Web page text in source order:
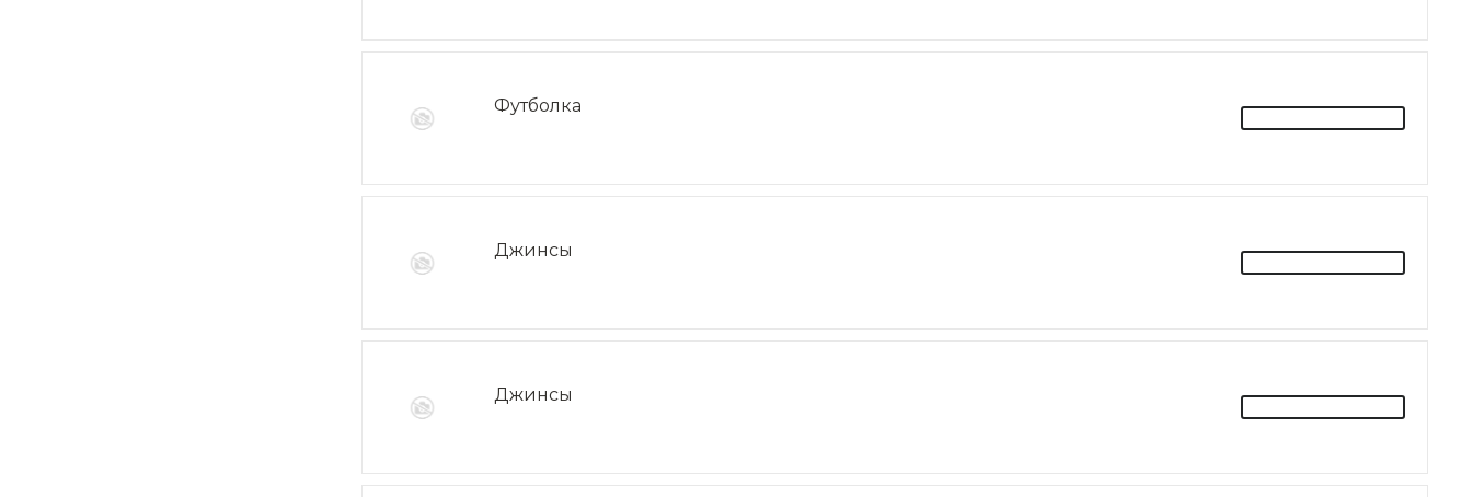
Футболка
Джинсы
Джинсы